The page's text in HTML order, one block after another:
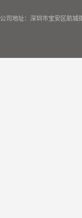
公司地址：深圳市宝安区航城